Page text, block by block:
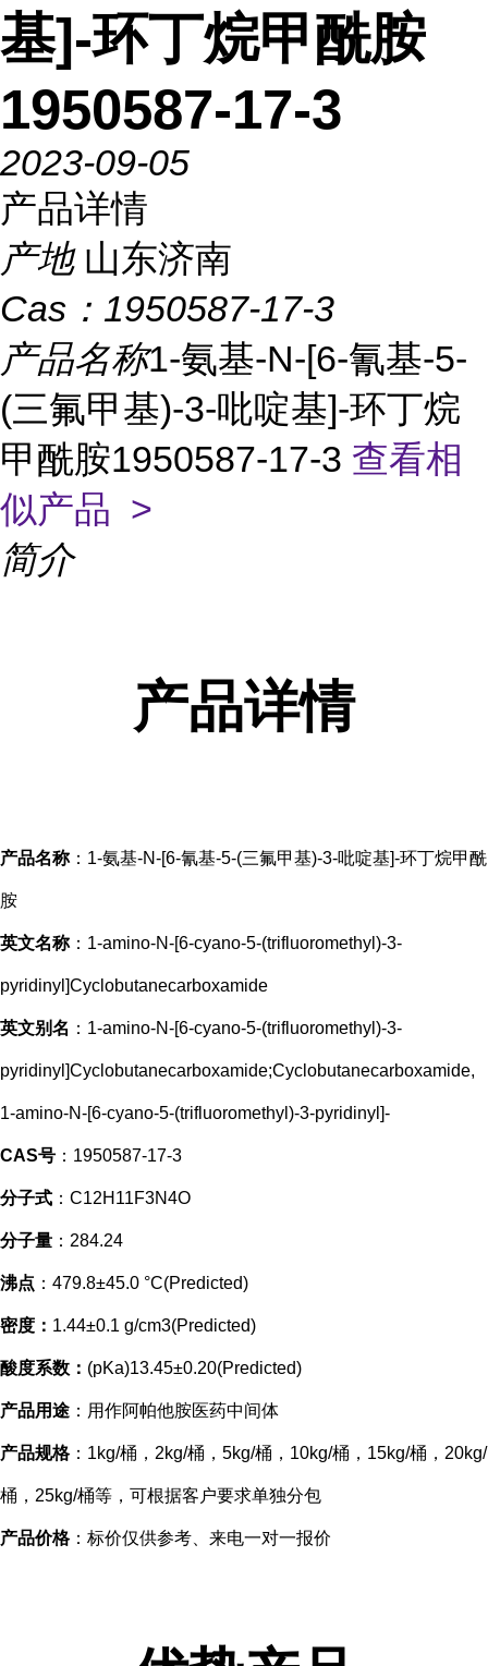
基]-环丁烷甲酰胺
1950587-17-3
2023-09-05
产品详情
产地 山东济南
Cas： 1950587-17-3
产品名称1-氨基-N-[6-氰基-5-
(三氟甲基)-3-吡啶基]-环丁烷
甲酰胺1950587-17-3 查看相
似产品 >
简介
产品详情
产品名称：1-氨基-N-[6-氰基-5-(三氟甲基)-3-吡啶基]-环丁烷甲酰
胺
英文名称：1-amino-N-[6-cyano-5-(trifluoromethyl)-3-
pyridinyl]Cyclobutanecarboxamide
英文别名 ：1-amino-N-[6-cyano-5-(trifluoromethyl)-3-
pyridinyl]Cyclobutanecarboxamide;Cyclobutanecarboxamide,
1-amino-N-[6-cyano-5-(trifluoromethyl)-3-pyridinyl]-
CAS号 ：1950587-17-3
分子式 ：C12H11F3N4O
分子量 ：284.24
沸点 ：479.8±45.0 °C(Predicted)
密度： 1.44±0.1 g/cm3(Predicted)
酸度系数： (pKa)13.45±0.20(Predicted)
产品用途 ：用作阿帕他胺医药中间体
产品规格：1kg/桶，2kg/桶，5kg/桶，10kg/桶，15kg/桶，20kg/
桶，25kg/桶等，可根据客户要求单独分包
产品价格：标价仅供参考、来电一对一报价